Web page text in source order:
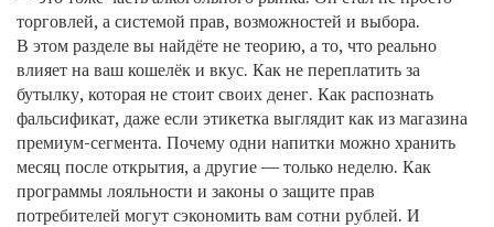
торговлей, а системой прав, возможностей и выбора.
В этом разделе вы найдёте не теорию, а то, что реально
влияет на ваш кошелёк и вкус. Как не переплатить за
бутылку, которая не стоит своих денег. Как распознать
фальсификат, даже если этикетка выглядит как из магазина
премиум-сегмента. Почему одни напитки можно хранить
месяц после открытия, а другие — только неделю. Как
программы лояльности и законы о защите прав
потребителей могут сэкономить вам сотни рублей. И